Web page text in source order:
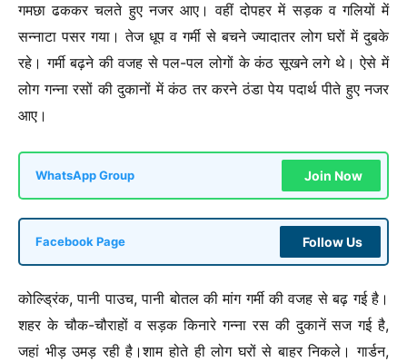
गमछा ढककर चलते हुए नजर आए। वहीं दोपहर में सड़क व गलियों में
सन्नाटा पसर गया। तेज धूप व गर्मी से बचने ज्यादातर लोग घरों में दुबके
रहे। गर्मी बढ़ने की वजह से पल-पल लोगों के कंठ सूखने लगे थे। ऐसे में
लोग गन्ना रसों की दुकानों में कंठ तर करने ठंडा पेय पदार्थ पीते हुए नजर
आए।
WhatsApp Group Join Now
Facebook Page Follow Us
कोल्ड्रिंक, पानी पाउच, पानी बोतल की मांग गर्मी की वजह से बढ़ गई है।
शहर के चौक-चौराहों व सड़क किनारे गन्ना रस की दुकानें सज गई है,
जहां भीड़ उमड़ रही है।शाम होते ही लोग घरों से बाहर निकले। गार्डन,